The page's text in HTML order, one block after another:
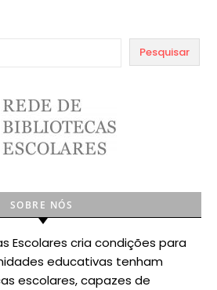
Pesquisar
SOBRE NÓS
Escolares cria condições para
educativas tenham
escolares, capazes de